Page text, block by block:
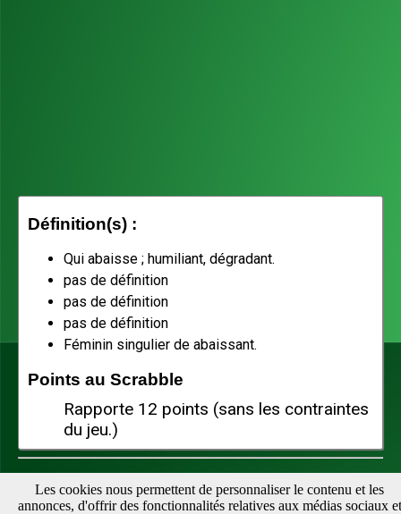
Définition(s) :
Qui abaisse ; humiliant, dégradant.
pas de définition
pas de définition
pas de définition
Féminin singulier de abaissant.
Points au Scrabble
Rapporte 12 points (sans les contraintes
du jeu.)
Téléchargez notre appli pour vérifier vos mots facilement :
Les cookies nous permettent de personnaliser le contenu et les
annonces, d'offrir des fonctionnalités relatives aux médias sociaux et